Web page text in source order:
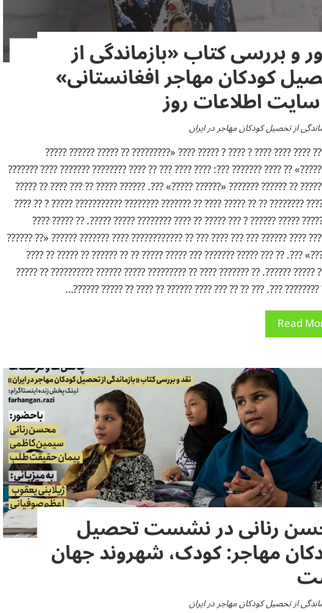
و بررسی کتاب «بازماندگی از
کودکان مهاجر افغانستانی»
اطلاعات روز
از تحصیل کودکان مهاجر در ایران
??????? ???? ???? ???? ? ???? ? ????? ???? «????????? ?? ?????
??????????» ?? ???? ??????? ???: ???? ???? ??? ?? ???? ???????? ??????? ????
?????????? ?? ?????? ??????? «?????? ?????» ???. ?????? ????? ?? ??? ????
???? ???? ???????? ?? ?? ????? ???? ?? ??????? ???????? ??????????? ????? ?
???? ????? ????? ?????? ? ??? ????? ?? ???? ???????? ????? ?????. ??
???????? ???? ?????? ??? ??? ???? ??? ?? ???????????? ???? ??????? ?????? «??
?? ?????» ???. ?? ??? ????? ??????? ??? ????? ????? ?? ?? ?????? ?? ?????
?????? ????? ??????. ?? ??????? ???? ?? ????????? ????? ?????? ??????????
????? ???????? ???. ??? ?? ?? ??? ???? ?????? ?? ???? ?? ?????
Read
رنانی در نشست تحصیل
مهاجر: کودک، شهروند جهان
از تحصیل کودکان مهاجر در ایران